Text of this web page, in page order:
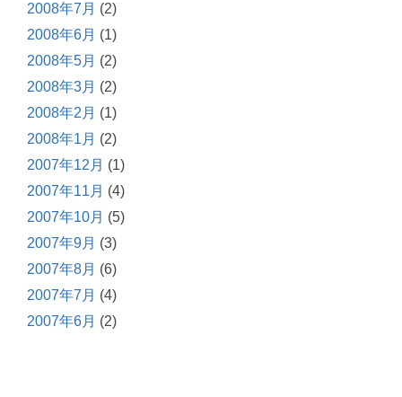
2008年7月 (2)
2008年6月 (1)
2008年5月 (2)
2008年3月 (2)
2008年2月 (1)
2008年1月 (2)
2007年12月 (1)
2007年11月 (4)
2007年10月 (5)
2007年9月 (3)
2007年8月 (6)
2007年7月 (4)
2007年6月 (2)